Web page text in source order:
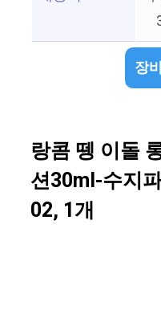
장
랑콤 뗑 이돌
션30ml-수지
02, 1개